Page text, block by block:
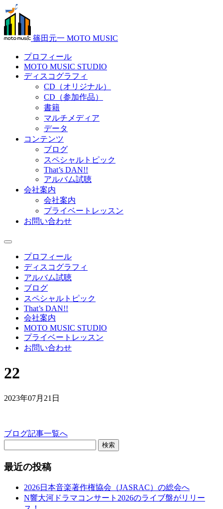
篠田元一 MOTO MUSIC
プロフィール
MOTO MUSIC STUDIO
ディスコグラフィ
CD（オリジナル）
CD（参加作品）
書籍
マルチメディア
データ
コンテンツ
ブログ
スペシャルトピック
That’s DAN!!
アルバム試聴
会社案内
会社案内
プライベートレッスン
お問い合わせ
プロフィール
ディスコグラフィ
アルバム試聴
ブログ
スペシャルトピック
That’s DAN!!
会社案内
MOTO MUSIC STUDIO
プライベートレッスン
お問い合わせ
22
2023年07月21日
ブログ記事一覧へ
検索
最近の投稿
2026日本音楽著作権協会（JASRAC）の総会へ
N響大河ドラマコンサート2026のライブ盤がリリー